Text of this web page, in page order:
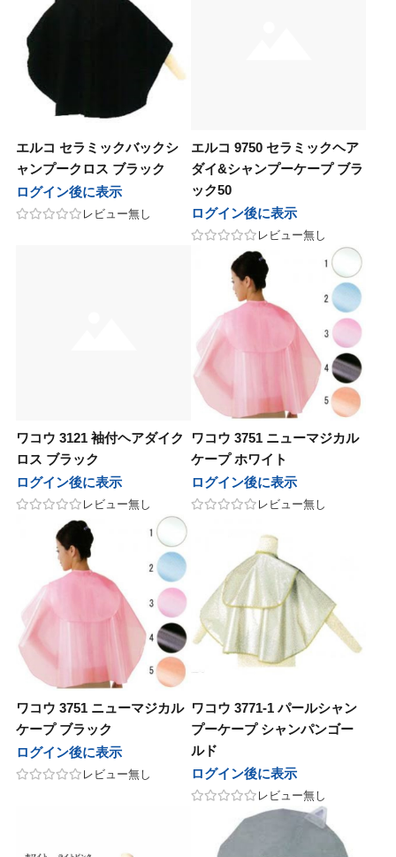
エルコ セラミックバックシ
ャンプークロス ブラック
ログイン後に表示
レビュー無し
エルコ 9750 セラミックヘア
ダイ&シャンプーケープ ブラ
ック50
ログイン後に表示
レビュー無し
ワコウ 3121 袖付ヘアダイク
ロス ブラック
ログイン後に表示
レビュー無し
ワコウ 3751 ニューマジカル
ケープ ホワイト
ログイン後に表示
レビュー無し
ワコウ 3751 ニューマジカル
ケープ ブラック
ログイン後に表示
レビュー無し
ワコウ 3771-1 パールシャン
プーケープ シャンパンゴー
ルド
ログイン後に表示
レビュー無し